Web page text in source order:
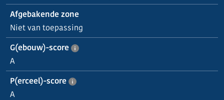
Afgebakende zone
Niet van toepassing
G(ebouw)-score
A
P(erceel)-score
A